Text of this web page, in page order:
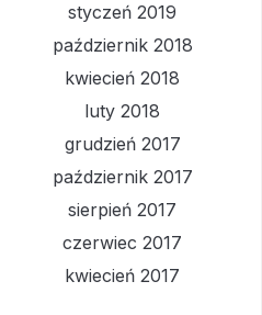
styczeń 2019
październik 2018
kwiecień 2018
luty 2018
grudzień 2017
październik 2017
sierpień 2017
czerwiec 2017
kwiecień 2017